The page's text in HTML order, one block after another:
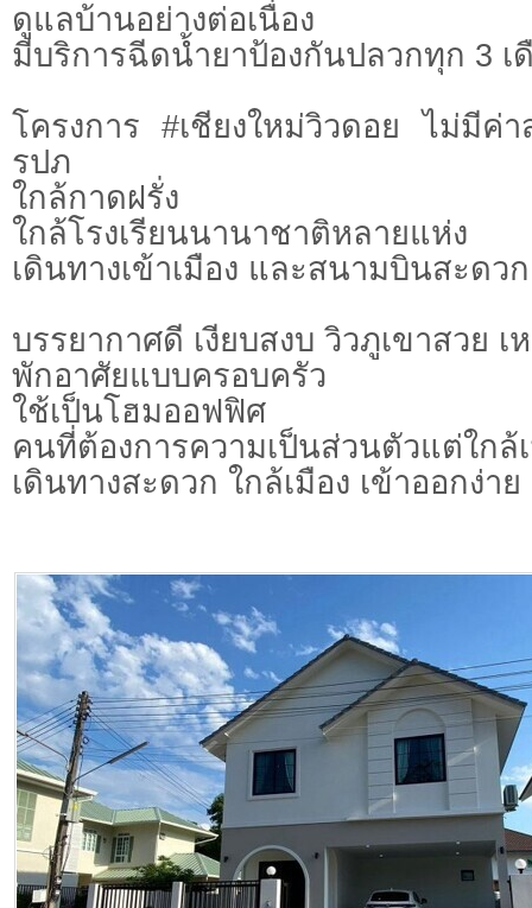
ดูแลบ้านอย่างต่อเนื่อง
มีบริการฉีดน้ำยาป้องกันปลวกทุก 3 เ
โครงการ #เชียงใหม่วิวดอย ไม่มีค่
รปภ
ใกล้กาดฝรั่ง
ใกล้โรงเรียนนานาชาติหลายแห่ง
เดินทางเข้าเมือง และสนามบินสะดวก
บรรยากาศดี เงียบสงบ วิวภูเขาสวย เ
พักอาศัยแบบครอบครัว
ใช้เป็นโฮมออฟฟิศ
คนที่ต้องการความเป็นส่วนตัวแต่ใกล้
เดินทางสะดวก ใกล้เมือง เข้าออกง่าย